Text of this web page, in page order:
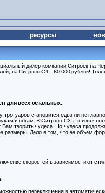
ресурсы
дилер компании Ситроен на
на Ситроен C4 – 60 000 рублей!
для всех остальных.
тротуаров становится едва ли не
и ногам. В Ситроен С3 это
Вам творить чудеса. Но чудеса
размеры. Дело в том, что ее объем
скоростей в зависимости от
переключения в